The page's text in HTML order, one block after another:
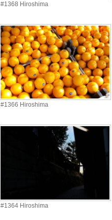
#1368 Hiroshima
#1366 Hiroshima
#1364 Hiroshima